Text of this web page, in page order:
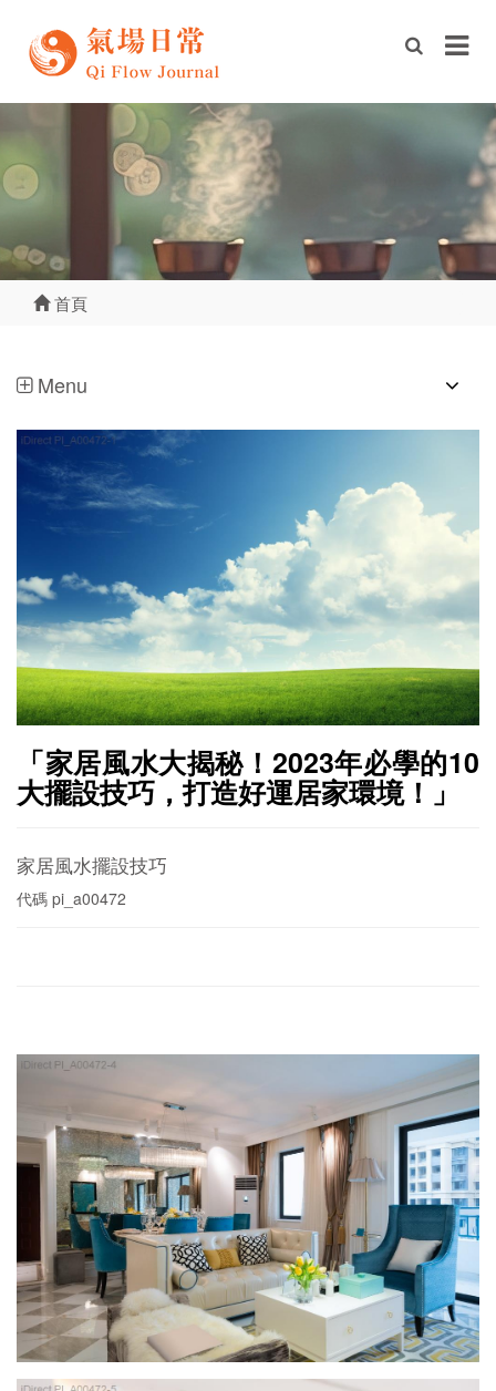
首頁
Menu
「家居風水大揭秘！2023年必學的10
大擺設技巧，打造好運居家環境！」
家居風水擺設技巧
代碼 pi_a00472